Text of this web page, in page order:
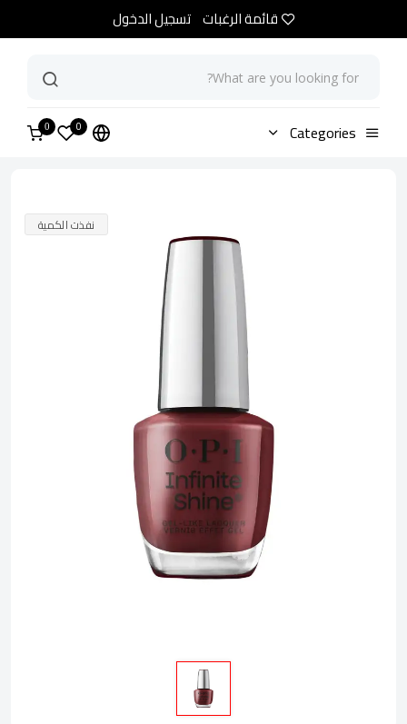
قائمة الرغبات تسجيل الدخول
Categories
0
0 الرئيسية مناكير او بي اي رايزن ذا بار
نفذت الكمية